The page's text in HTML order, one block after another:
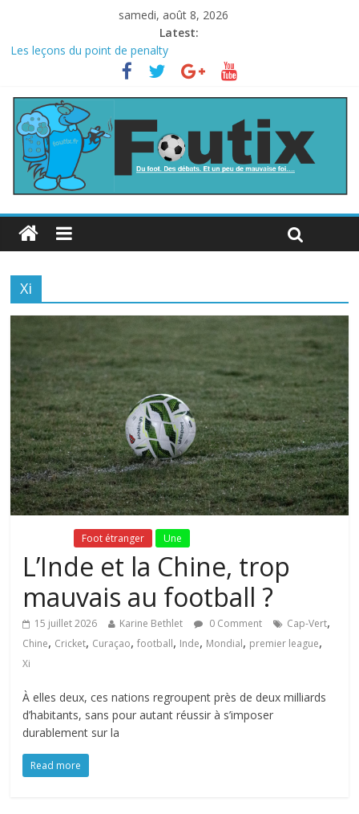
samedi, août 8, 2026
Latest:
Les leçons du point de penalty
Le football italien retombe dans le chaos
La FIFA veut vendre une part de la Coupe du monde à des fonds
privés, la planète football s’insurge
Les curiosités de la Coupe du monde
L’Inde et la Chine, trop mauvais au football ?
Xi
Foot étranger Une
L’Inde et la Chine, trop
mauvais au football ?
15 juillet 2026 Karine Bethlet 0 Comment Cap-Vert,
Chine, Cricket, Curaçao,football, Inde, Mondial, premier league,
Xi
À elles deux, ces nations regroupent près de deux milliards
d’habitants, sans pour autant réussir à s’imposer
durablement sur la
Read more